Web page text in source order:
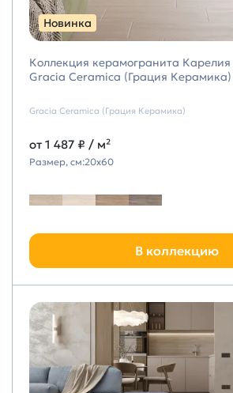
Новинка
Коллекция керамогранита
Gracia Ceramica (Грация Керамика)
Gracia Ceramica (Грация Керамика)
от 1 487 ₽ / м²
Размер, см:20х60
В коллекцию